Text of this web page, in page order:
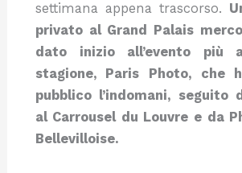
settimana appena trascorso.
privato al Grand Palais
dato inizio all’evento più
stagione, Paris Photo, che
pubblico l’indomani, seguito
al Carrousel du Louvre e da
Bellevilloise.